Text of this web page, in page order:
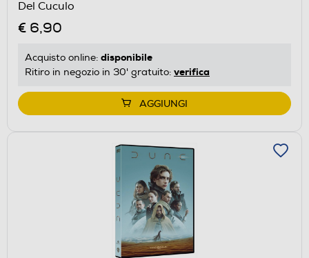
Del Cuculo
€ 6,90
Acquisto online: disponibile
Ritiro in negozio in 30' gratuito: verifica
AGGIUNGI